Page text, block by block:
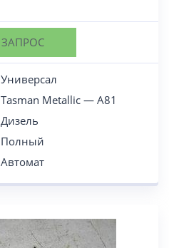
ЗАПРОС
Универсал
Tasman Metallic — A81
Дизель
Полный
Автомат